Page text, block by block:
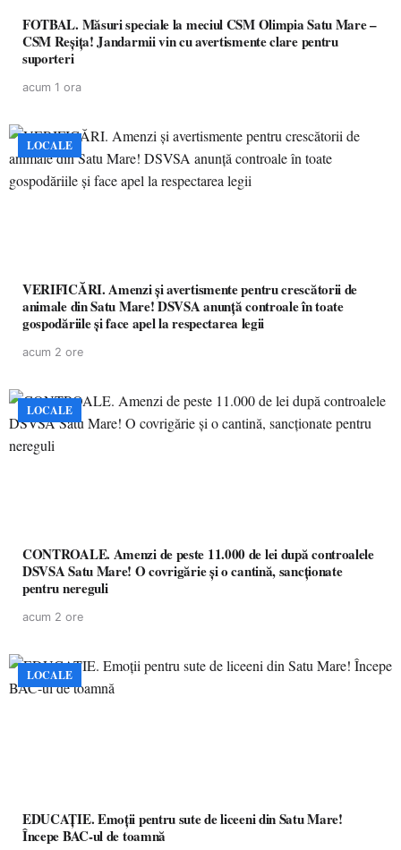
FOTBAL. Măsuri speciale la meciul CSM Olimpia Satu Mare –
CSM Reșița! Jandarmii vin cu avertismente clare pentru
suporteri
acum 1 ora
LOCALE
VERIFICĂRI. Amenzi și avertismente pentru crescătorii de
animale din Satu Mare! DSVSA anunță controale în toate
gospodăriile și face apel la respectarea legii
acum 2 ore
LOCALE
CONTROALE. Amenzi de peste 11.000 de lei după controalele
DSVSA Satu Mare! O covrigărie și o cantină, sancționate
pentru nereguli
acum 2 ore
LOCALE
EDUCAȚIE. Emoții pentru sute de liceeni din Satu Mare!
Începe BAC-ul de toamnă